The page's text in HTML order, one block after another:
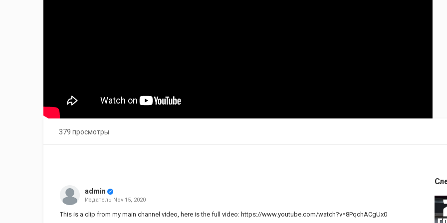
379 просмотры
admin
Издатель Nov 15, 2020
This is a clip from my main channel video, here is the full video: https://www.youtube.com/watch?v=8PqchACgUx0